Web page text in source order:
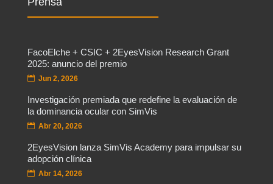
FacoElche + CSIC + 2EyesVision Research Grant
2025: anuncio del premio
Jun 2, 2026
Investigación premiada que redefine la evaluación de
la dominancia ocular con SimVis
Abr 20, 2026
2EyesVision lanza SimVis Academy para impulsar su
adopción clínica
Abr 14, 2026